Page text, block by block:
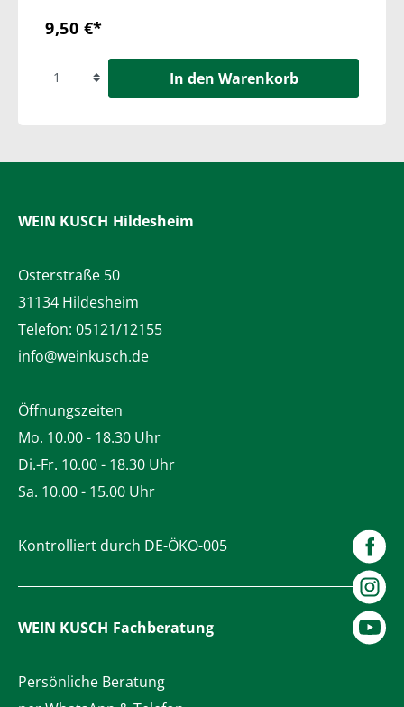
9,50 €*
In den Warenkorb
WEIN KUSCH Hildesheim
Osterstraße 50
31134 Hildesheim
Telefon: 05121/12155
info@weinkusch.de
Öffnungszeiten
Mo. 10.00 - 18.30 Uhr
Di.-Fr. 10.00 - 18.30 Uhr
Sa. 10.00 - 15.00 Uhr
Kontrolliert durch DE-ÖKO-005
WEIN KUSCH Fachberatung
Persönliche Beratung